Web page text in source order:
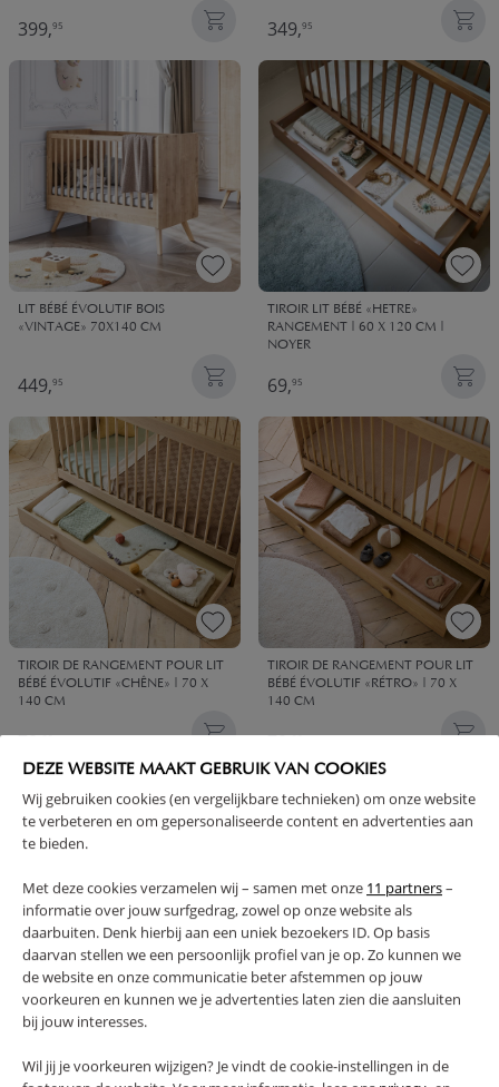
DEZE WEBSITE MAAKT GEBRUIK VAN COOKIES
Wij gebruiken cookies (en vergelijkbare technieken) om onze website
te verbeteren en om gepersonaliseerde content en advertenties aan
te bieden.
Met deze cookies verzamelen wij – samen met onze 11 partners–
informatie over jouw surfgedrag, zowel op onze website als
daarbuiten. Denk hierbij aan een uniek bezoekers ID. Op basis
daarvan stellen we een persoonlijk profiel van je op. Zo kunnen we
de website en onze communicatie beter afstemmen op jouw
voorkeuren en kunnen we je advertenties laten zien die aansluiten
bij jouw interesses.
Wil jij je voorkeuren wijzigen? Je vindt de cookie-instellingen in de
399,95 349,95
LIT BÉBÉ ÉVOLUTIF BOIS
«VINTAGE» 70X140 CM
449,95
TIROIR LIT BÉBÉ «HETRE»
RANGEMENT | 60 X 120 CM |
NOYER
69,95
TIROIR DE RANGEMENT POUR LIT
BÉBÉ ÉVOLUTIF «CHÊNE» | 70 X
140 CM
79,95
TIROIR DE RANGEMENT POUR LIT
BÉBÉ ÉVOLUTIF «RÉTRO» | 70 X
140 CM
79,95
TIROIR DE RANGEMENT POUR LIT
140 CM | COCOA
COCOA